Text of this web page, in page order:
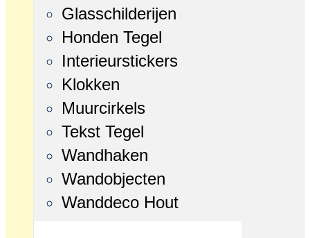
Glasschilderijen
Honden Tegel
Interieurstickers
Klokken
Muurcirkels
Tekst Tegel
Wandhaken
Wandobjecten
Wanddeco Hout